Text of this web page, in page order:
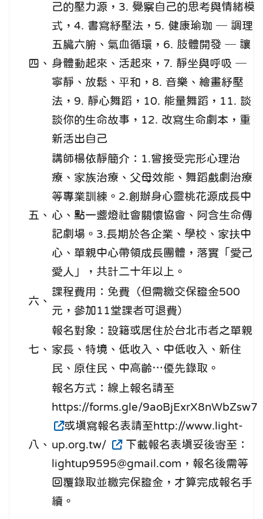
四、
己的壓力源，3. 覺察自己的思考與情緒模
式，4. 書寫紓壓法，5. 健康瑜珈 ─ 調理
五臟六腑、氣血循環，6. 肢體開發 ─ 讓
身體動起來、活起來，7. 靜坐與呼吸 ─
寧靜、放鬆、平和，8. 音樂、繪畫紓壓
法，9. 靜心舞蹈，10. 能量舞蹈，11. 談
談你的生命故事，12. 改寫生命劇本，重
新活出自己
五、
講師楊依靜簡介：1.曾接受完形心理治
療、家族治療、父母效能、舞蹈戲劇治療
等專業訓練。2.創辦身心靈桃花源成長中
心、點一盞燈社會關懷協會、阿含生命傳
記劇場。3.長期於各企業、學校、家扶中
心、單親中心帶領成長團體，落實「愛己
愛人」，共計二十年以上。
六、
課程費用：免費（但需繳交保證金500
元，參加11堂課者可退費）
七、
報名對象：設籍或居住於台北巿者之單親
家長、特境、低收入、中低收入、新住
民、原住民、中高齡…優先錄取。
八、
報名方式：線上報名請至
https://forms.gle/9aoBjExrX8nWbZsw7
或填寫報名表請至http://www.light-
up.org.tw/
下載報名表填妥後寄至：
lightup9595@gmail.com，報名後需等
回覆錄取並繳完保證金，才算完成報名手
續。